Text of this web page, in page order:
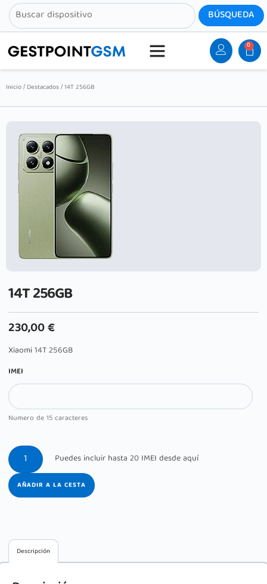
0
Inicio/ Destacados/ 14T 256GB
14T 256GB
230,00€
Xiaomi 14T 256GB
IMEI
Numero de 15 caracteres
AÑADIR A LA CESTA
Descripción